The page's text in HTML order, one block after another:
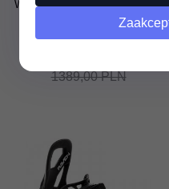
Wiązania snowboardowe Union
Force (black) 2025
Powiadom o dostępności
1389,00 PLN